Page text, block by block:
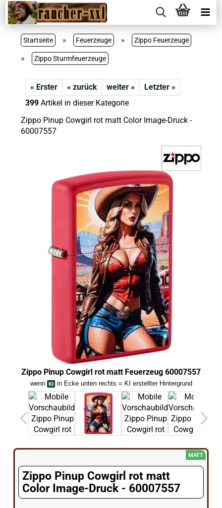
Startseite » Feuerzeuge » Zippo Feuerzeuge
» Zippo Sturmfeuerzeuge
« Erster « zurück weiter »
Letzter »
399Artikel in dieser Kategorie
Zippo Pinup Cowgirl rot matt Color Image-Druck -
60007557
Zippo Pinup Cowgirl rot matt Feuerzeug 60007557
wenn in Ecke unten rechts = KI erstellter Hintergrund
MATT
Zippo Pinup Cowgirl rot matt
Color Image-Druck - 60007557